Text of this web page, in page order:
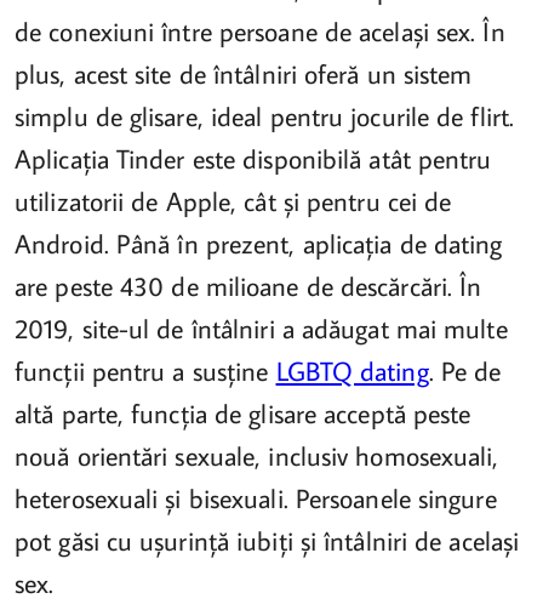
de conexiuni între persoane de același sex. În
plus, acest site de întâlniri oferă un sistem
simplu de glisare, ideal pentru jocurile de flirt.
Aplicația Tinder este disponibilă atât pentru
utilizatorii de Apple, cât și pentru cei de
Android. Până în prezent, aplicația de dating
are peste 430 de milioane de descărcări. În
2019, site-ul de întâlniri a adăugat mai multe
funcții pentru a susține LGBTQ dating. Pe de
altă parte, funcția de glisare acceptă peste
nouă orientări sexuale, inclusiv homosexuali,
heterosexuali și bisexuali. Persoanele singure
pot găsi cu ușurință iubiți și întâlniri de același
sex.